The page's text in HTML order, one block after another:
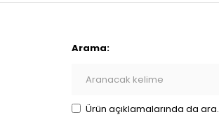
Arama:
Ürün açıklamalarında da ara.